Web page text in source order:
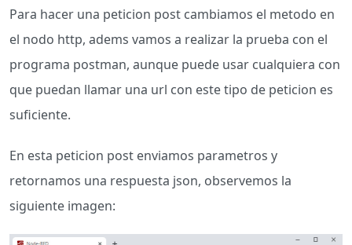
Para hacer una peticion post cambiamos el metodo en
el nodo http, adems vamos a realizar la prueba con el
programa postman, aunque puede usar cualquiera con
que puedan llamar una url con este tipo de peticion es
suficiente.
En esta peticion post enviamos parametros y
retornamos una respuesta json, observemos la
siguiente imagen: